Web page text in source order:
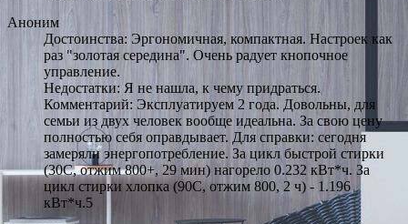
Аноним
Достоинства: Эргономичная, компактная. Настроек как
раз "золотая середина". Очень радует кнопочное
управление.
Недостатки: Я не нашла, к чему придраться.
Комментарий: Эксплуатируем 2 года. Довольны, для
семьи из двух человек вообще идеальна. За свою цену
полностью себя оправдывает. Для справки: сегодня
замеряли энергопотребление. За цикл быстрой стирки
(30С, отжим 800+, 29 мин) нагорело 0.232 кВт*ч. За
цикл стирки хлопка (90С, отжим 800, 2 ч) - 1.196
кВт*ч.5